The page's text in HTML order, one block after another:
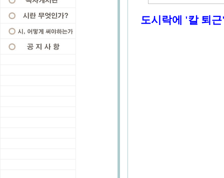
도시락에 '칼 퇴